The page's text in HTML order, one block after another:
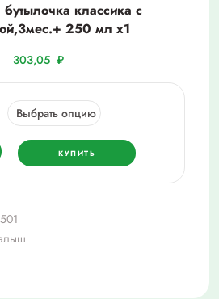
классика с
250 мл х1
303,05 ₽
КУПИТЬ